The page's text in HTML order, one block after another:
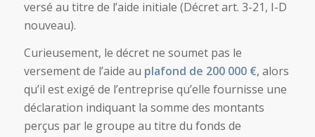
versé au titre de l’aide initiale (Décret art. 3-21, I-D
nouveau).
Curieusement, le décret ne soumet pas le
versement de l’aide au plafond de 200 000 €,alors
qu’il est exigé de l’entreprise qu’elle fournisse une
déclaration indiquant la somme des montants
perçus par le groupe au titre du fonds de